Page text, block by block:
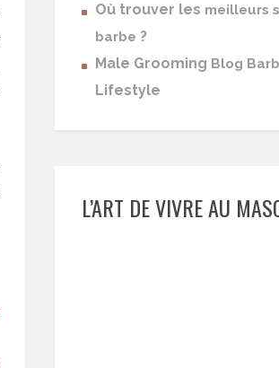
Où trouver les meilleurs
barbe ?
Male Grooming Blog
Lifestyle
L’ART DE VIVRE AU